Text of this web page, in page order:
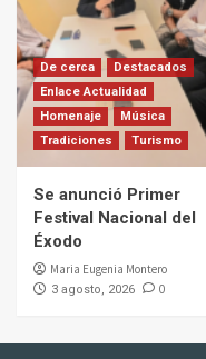
De cerca
Destacados
Enlace Actualidad
Homenaje
Música
Tradiciones
Turismo
Se anunció Primer
Festival Nacional del
Éxodo
Maria Eugenia Montero
3 agosto, 2026 0